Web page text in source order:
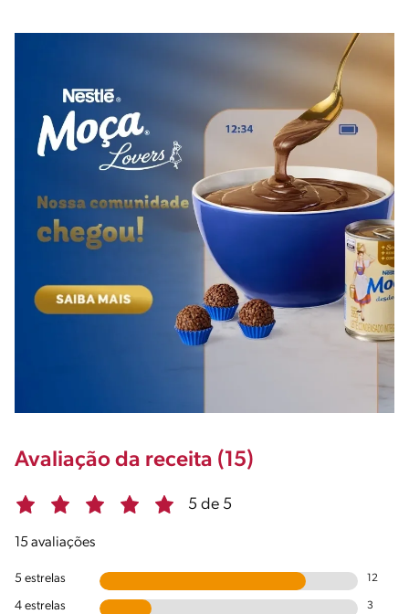
Avaliação da receita (15)
5 de 5
15 avaliações
5 estrelas 12
4 estrelas 3